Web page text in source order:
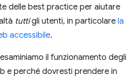
delle best practice per aiutare
tuttigli utenti, in particolare la
accessibile.
il funzionamento degli
e perché dovresti prendere in